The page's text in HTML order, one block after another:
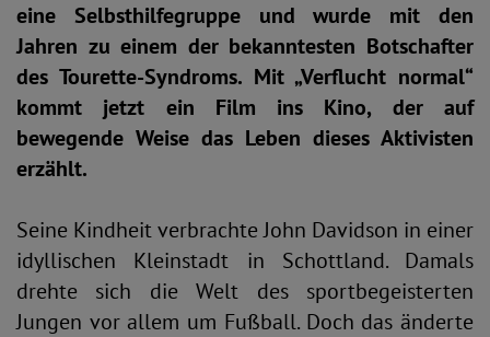
eine Selbsthilfegruppe und wurde mit den
Jahren zu einem der bekanntesten Botschafter
des Tourette-Syndroms. Mit „Verflucht normal“
kommt jetzt ein Film ins Kino, der auf
bewegende Weise das Leben dieses Aktivisten
erzählt.
Seine Kindheit verbrachte John Davidson in einer
idyllischen Kleinstadt in Schottland. Damals
drehte sich die Welt des sportbegeisterten
Jungen vor allem um Fußball. Doch das änderte